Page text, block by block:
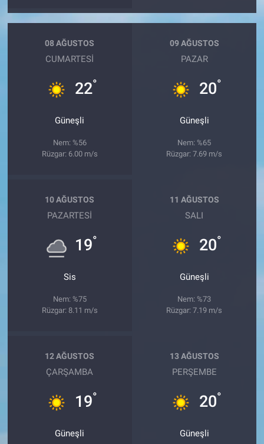
08 AĞUSTOS
CUMARTESI
22°
Güneşli
Nem: %56
Rüzgar: 6.00 m/s
09 AĞUSTOS
PAZAR
20°
Güneşli
Nem: %65
Rüzgar: 7.69 m/s
10 AĞUSTOS
PAZARTESI
19°
Sis
Nem: %75
Rüzgar: 8.11 m/s
11 AĞUSTOS
SALI
20°
Güneşli
Nem: %73
Rüzgar: 7.19 m/s
12 AĞUSTOS
ÇARŞAMBA
19°
Güneşli
13 AĞUSTOS
PERŞEMBE
20°
Güneşli